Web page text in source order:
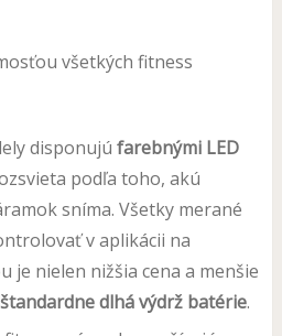
všetkých fitness
disponujú farebnými LED
podľa toho, akú
sníma. Všetky merané
v aplikácii na
je nielen nižšia cena a menšie
dlhá výdrž batérie.